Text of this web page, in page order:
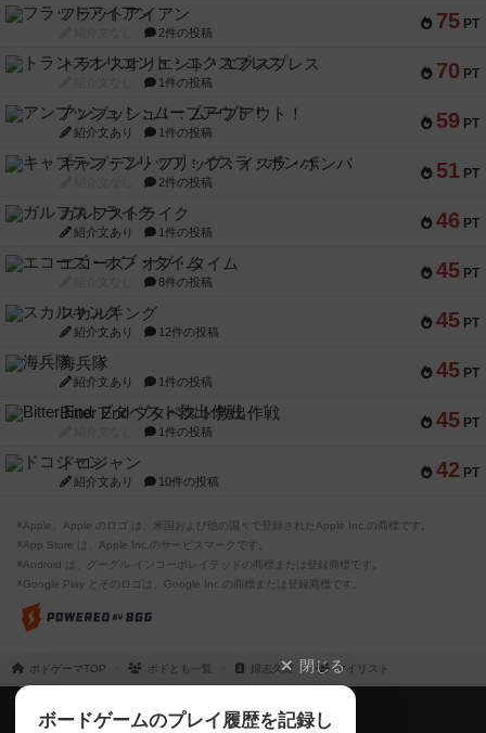
75 PT
フラットアイアン
2件の投稿
70 PT
トランスオリエント・エクスプレス
1件の投稿
59 PT
アンブッシュ！：ムーブアウト！
紹介文あり 1件の投稿
51 PT
キャプテン・フリップ：イスラ・ボンバ
2件の投稿
46 PT
ガルフストライク
紹介文あり 1件の投稿
45 PT
エコーズ・オブ・タイム
8件の投稿
45 PT
スカルキング
紹介文あり 12件の投稿
45 PT
海兵隊
紹介文あり 1件の投稿
45 PT
Bitter End ブタペスト救出作戦
1件の投稿
42 PT
ドコジャン
紹介文あり 10件の投稿
※Apple、Apple のロゴ は、米国および他の国々で登録されたApple Inc.の商標です。
※App Store は、Apple Inc.のサービスマークです。
※Android は、グーグル インコーポレイテッドの商標または登録商標です。
※Google Play とそのロゴは、Google Inc.の商標または登録商標です。
ボドゲーマTOP ボドとも一覧 婦志久羅 マイリスト
閉じる
ボードゲームのプレイ履歴を記録し
ボドゲーマTOP